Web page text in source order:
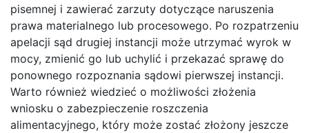
pisemnej i zawierać zarzuty dotyczące naruszenia
prawa materialnego lub procesowego. Po rozpatrzeniu
apelacji sąd drugiej instancji może utrzymać wyrok w
mocy, zmienić go lub uchylić i przekazać sprawę do
ponownego rozpoznania sądowi pierwszej instancji.
Warto również wiedzieć o możliwości złożenia
wniosku o zabezpieczenie roszczenia
alimentacyjnego, który może zostać złożony jeszcze